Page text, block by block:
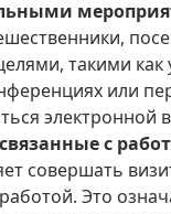
такими как
или
электронной
с
совершать
Это